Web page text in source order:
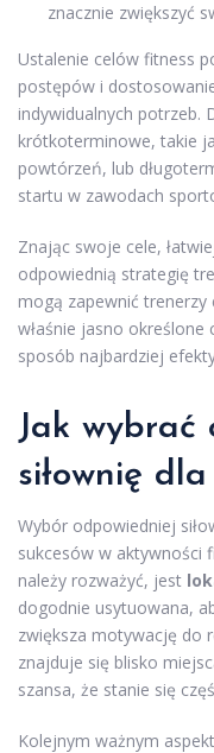
znacznie zwiększyć
Ustalenie celów fitness
postępów i
indywidualnych potrzeb.
krótkoterminowe, takie
powtórzeń, lub
startu w zawodach
Znając swoje cele,
odpowiednią strategię
mogą zapewnić
właśnie jasno określone
sposób najbardziej
Jak wybrać
siłownię
Wybór odpowiedniej
sukcesów w aktywności
należy rozważyć, jest
dogodnie usytuowana,
zwiększa motywację do
znajduje się blisko
szansa, że stanie się
Kolejnym ważnym